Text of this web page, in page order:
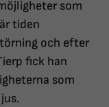
som
tiden
och efter
fick han
som